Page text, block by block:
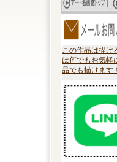
この作品は描け
は何でもお気軽
品でも描けます！